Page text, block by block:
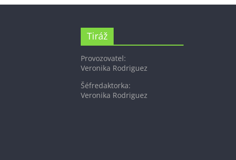
Tiráž
Provozovatel:
Veronika Rodriguez
Šéfredaktorka:
Veronika Rodriguez